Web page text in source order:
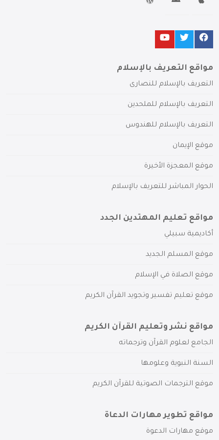
مواقع التعريف بالإسلام
التعريف بالإسلام للنصارى
التعريف بالإسلام للملحدين
التعريف بالإسلام للهندوس
موقع الإيمان
موقع المعجزة الأخيرة
الحوار المباشر للتعريف بالإسلام
مواقع تعليم المهتدين الجدد
أكاديمية سبيلي
موقع المسلم الجديد
موقع الصلاة في الإسلام
موقع تعليم تفسير وتجويد القرآن الكريم
مواقع نشر وتعليم القرآن الكريم
الجامع لعلوم القرآن وترجماته
السنة النبوية وعلومها
موقع الترجمات الصوتية للقرآن الكريم
مواقع تطوير مهارات الدعاة
موقع مهارات الدعوة